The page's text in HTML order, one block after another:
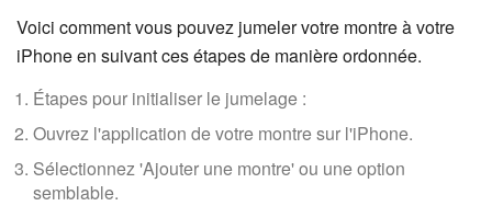
Voici comment vous pouvez jumeler votre montre à votre
iPhone en suivant ces étapes de manière ordonnée.
Étapes pour initialiser le jumelage :
Ouvrez l'application de votre montre sur l'iPhone.
Sélectionnez 'Ajouter une montre' ou une option
semblable.